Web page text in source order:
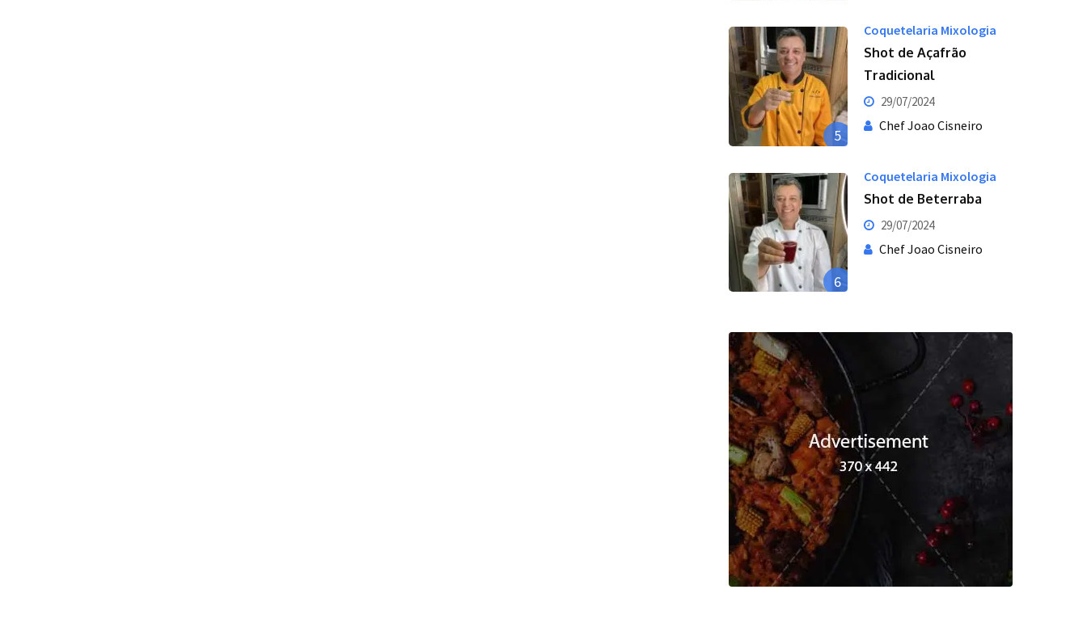
5
Coquetelaria Mixologia
Shot de Açafrão
Tradicional
29/07/2024
Chef Joao Cisneiro
6
Coquetelaria Mixologia
Shot de Beterraba
29/07/2024
Chef Joao Cisneiro